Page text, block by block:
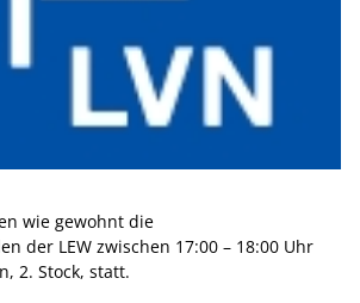
wie gewohnt die
der LEW zwischen 17:00 – 18:00 Uhr
2. Stock, statt.